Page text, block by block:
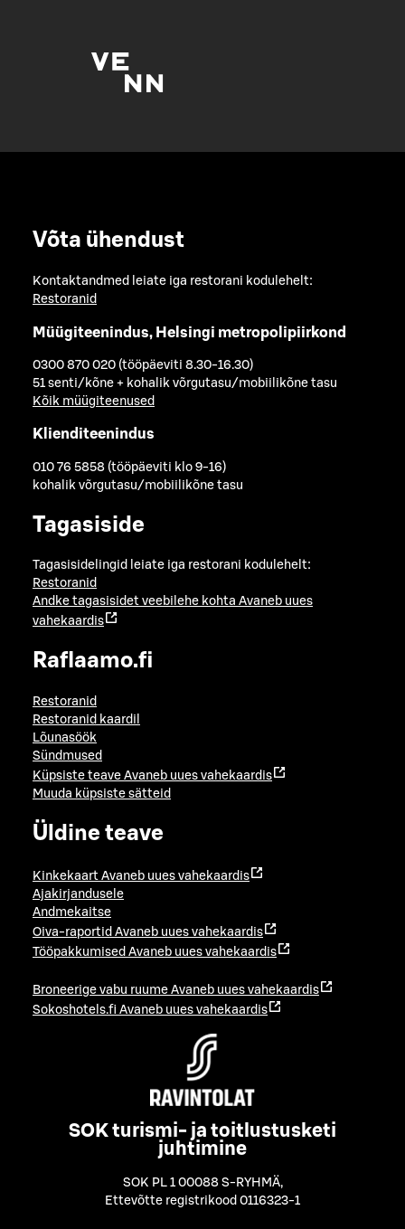
Võta ühendust
Kontaktandmed leiate iga restorani kodulehelt:
Restoranid
Müügiteenindus, Helsingi metropolipiirkond
0300 870 020 (tööpäeviti 8.30-16.30)
51 senti/kõne + kohalik võrgutasu/mobiilikõne tasu
Kõik müügiteenused
Klienditeenindus
010 76 5858 (tööpäeviti klo 9-16)
kohalik võrgutasu/mobiilikõne tasu
Tagasiside
Tagasisidelingid leiate iga restorani kodulehelt:
Restoranid
Andke tagasisidet veebilehe kohta Avaneb uues
vahekaardis
Raflaamo.fi
Restoranid
Restoranid kaardil
Lõunasöök
Sündmused
Küpsiste teave Avaneb uues vahekaardis
Muuda küpsiste sätteid
Üldine teave
Kinkekaart Avaneb uues vahekaardis
Ajakirjandusele
Andmekaitse
Oiva-raportid Avaneb uues vahekaardis
Tööpakkumised Avaneb uues vahekaardis
Broneerige vabu ruume Avaneb uues vahekaardis
Sokoshotels.fi Avaneb uues vahekaardis
SOK turismi- ja toitlustusketi
juhtimine
SOK PL 1 00088 S-RYHMÄ,
Ettevõtte registrikood 0116323-1